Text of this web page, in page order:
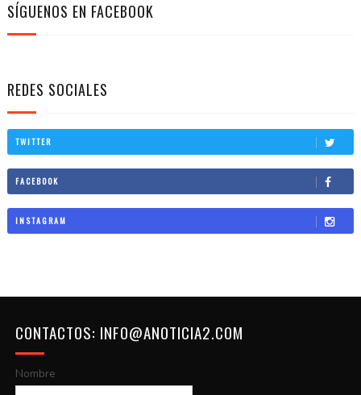
SÍGUENOS EN FACEBOOK
REDES SOCIALES
TWITTER
FACEBOOK
INSTAGRAM
CONTACTOS: INFO@ANOTICIA2.COM
Nombre